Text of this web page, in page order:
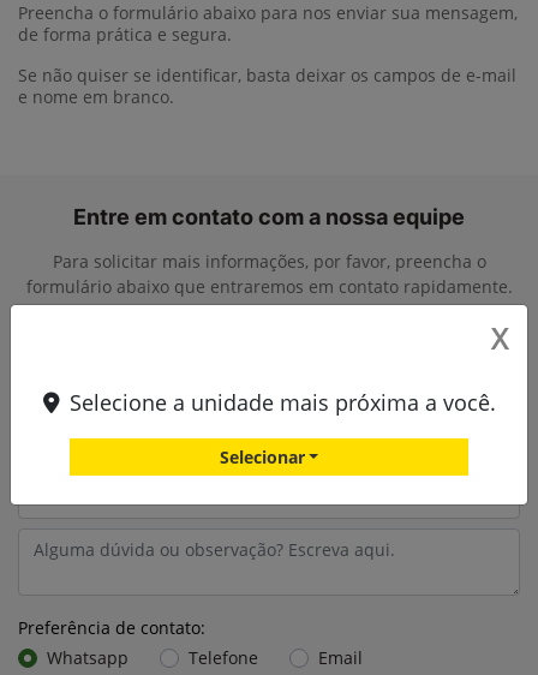
Preencha o formulário abaixo para nos enviar sua mensagem,
de forma prática e segura.
Se não quiser se identificar, basta deixar os campos de e-mail
e nome em branco.
Entre em contato com a nossa equipe
Para solicitar mais informações, por favor, preencha o
formulário abaixo que entraremos em contato rapidamente.
Preferência de contato:
Whatsapp
Telefone Email
X
Selecione a unidade mais próxima a você.
Selecionar